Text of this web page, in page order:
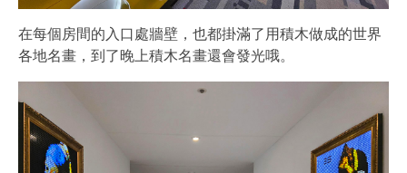
在每個房間的入口處牆壁，也都掛滿了用積木做成的世界
各地名畫，到了晚上積木名畫還會發光哦。